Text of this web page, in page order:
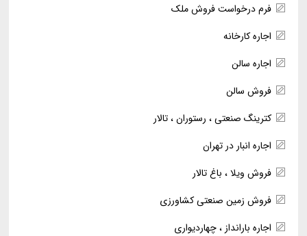
فرم درخواست فروش ملک
اجاره کارخانه
اجاره سالن
فروش سالن
کترینگ صنعتی ، رستوران ، تالار
اجاره انبار در تهران
فروش ویلا ، باغ تالار
فروش زمین صنعتی کشاورزی
اجاره بارانداز ، چهاردیواری